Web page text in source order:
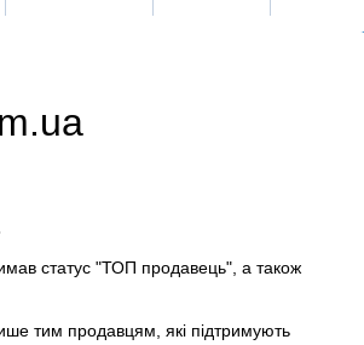
статус "ТОП продавець", а також
тим продавцям, які підтримують